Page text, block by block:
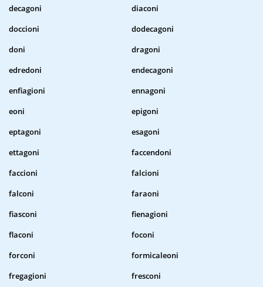
decagoni
diaconi
doccioni
dodecagoni
doni
dragoni
edredoni
endecagoni
enfiagioni
ennagoni
eoni
epigoni
eptagoni
esagoni
ettagoni
faccendoni
faccioni
falcioni
falconi
faraoni
fiasconi
fienagioni
flaconi
foconi
forconi
formicaleoni
fregagioni
fresconi